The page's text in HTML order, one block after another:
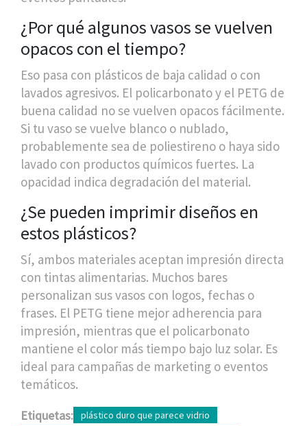
¿Por qué algunos vasos se vuelven
opacos con el tiempo?
Eso pasa con plásticos de baja calidad o con
lavados agresivos. El policarbonato y el PETG de
buena calidad no se vuelven opacos fácilmente.
Si tu vaso se vuelve blanco o nublado,
probablemente sea de poliestireno o haya sido
lavado con productos químicos fuertes. La
opacidad indica degradación del material.
¿Se pueden imprimir diseños en
estos plásticos?
Sí, ambos materiales aceptan impresión directa
con tintas alimentarias. Muchos bares
personalizan sus vasos con logos, fechas o
frases. El PETG tiene mejor adherencia para
impresión, mientras que el policarbonato
mantiene el color más tiempo bajo luz solar. Es
ideal para campañas de marketing o eventos
temáticos.
Etiquetas:
plástico duro que parece vidrio